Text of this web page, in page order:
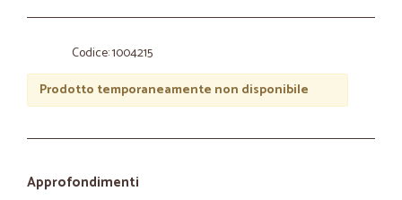
Codice: 1004215
Prodotto temporaneamente non disponibile
Approfondimenti